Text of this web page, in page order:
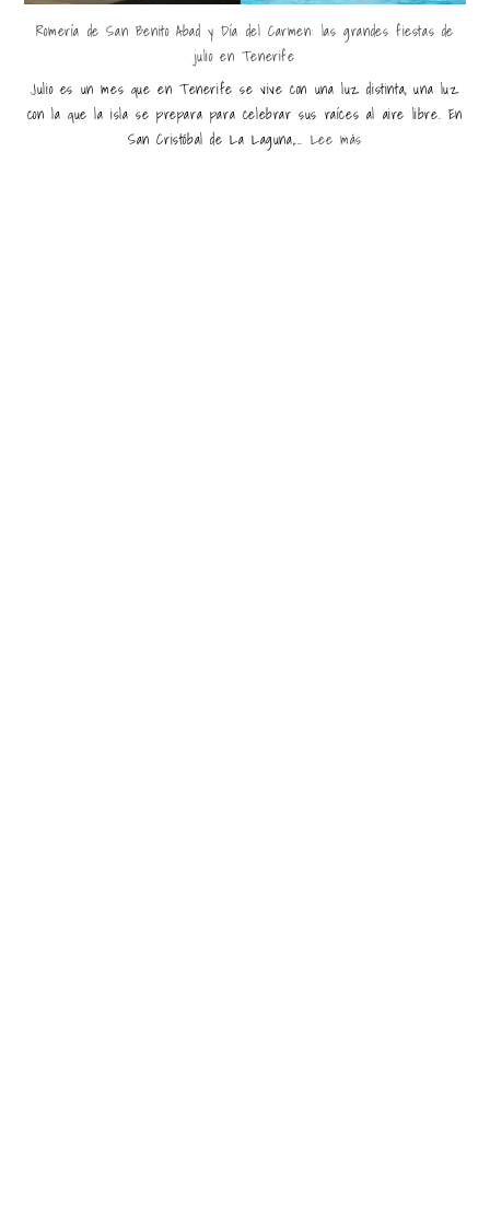
Romería de San Benito Abad y Día del Carmen: las grandes fiestas de
julio en Tenerife
Julio es un mes que en Tenerife se vive con una luz distinta, una luz
con la que la isla se prepara para celebrar sus raíces al aire libre. En
San Cristóbal de La Laguna,... Lee más